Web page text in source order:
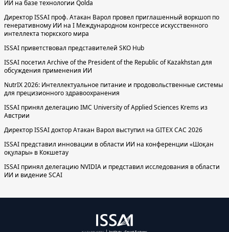
ИИ на базе технологии Qolda
Директор ISSAI проф. Атакан Варол провел приглашенный воркшоп по
генеративному ИИ на I Международном конгрессе искусственного
интеллекта тюркского мира
ISSAI приветствовал представителей SKO Hub
ISSAI посетил Archive of the President of the Republic of Kazakhstan для
обсуждения применения ИИ
NutrIX 2026: Интеллектуальное питание и продовольственные системы
для прецизионного здравоохранения
ISSAI принял делегацию IMC University of Applied Sciences Krems из
Австрии
Директор ISSAI доктор Атакан Варол выступил на GITEX CAC 2026
ISSAI представил инновации в области ИИ на конференции «Шоқан
оқулары» в Кокшетау
ISSAI принял делегацию NVIDIA и представил исследования в области
ИИ и видение SCAI